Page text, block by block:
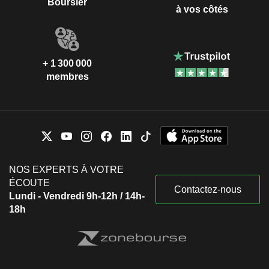
à vos côtés
+ 1 300 000
membres
NOS EXPERTS À VOTRE
ÉCOUTE
Lundi - Vendredi 9h-12h / 14h-
18h
Contactez-nous